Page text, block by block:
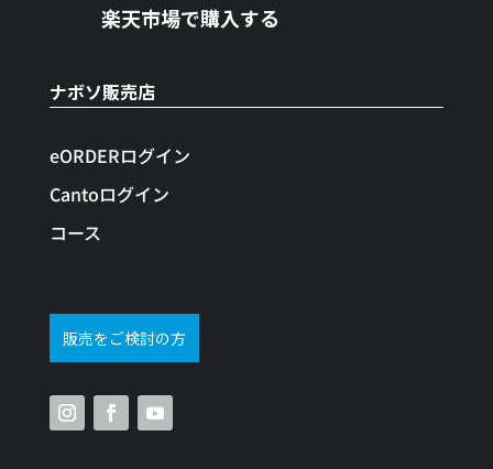
楽天市場で購入する
ナボソ販売店
eORDERログイン
Cantoログイン
コース
販売をご検討の方